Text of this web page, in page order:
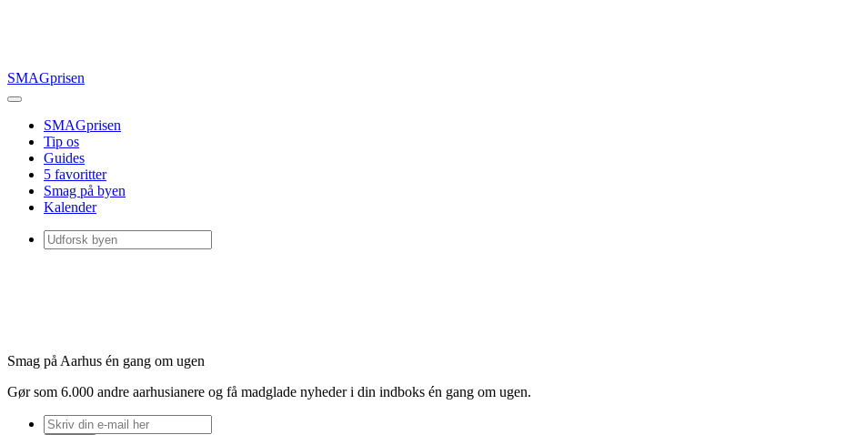
SMAGprisen
SMAGprisen
Tip os
Guides
5 favoritter
Smag på byen
Kalender
Smag på Aarhus én gang om ugen
Gør som 6.000 andre aarhusianere og få madglade nyheder i din indboks én gang om ugen.